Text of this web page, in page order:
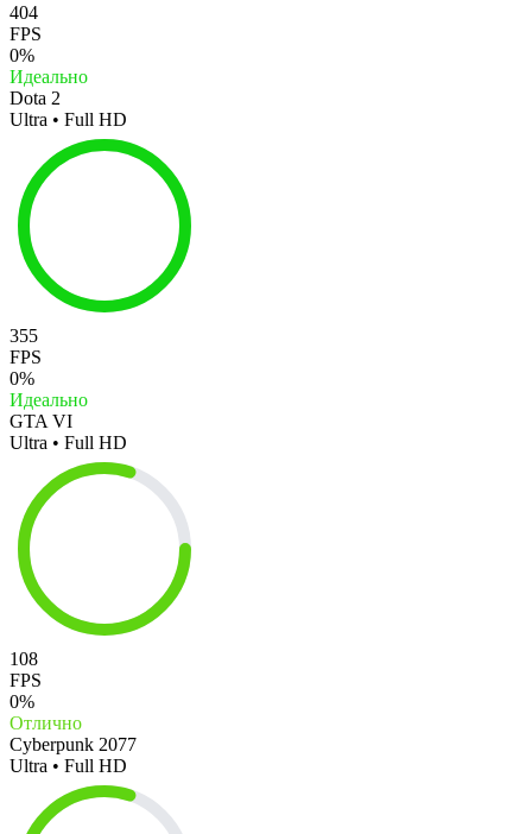
404
FPS
0%
Идеально
Dota 2
Ultra • Full HD
355
FPS
0%
Идеально
GTA VI
Ultra • Full HD
108
FPS
0%
Отлично
Cyberpunk 2077
Ultra • Full HD